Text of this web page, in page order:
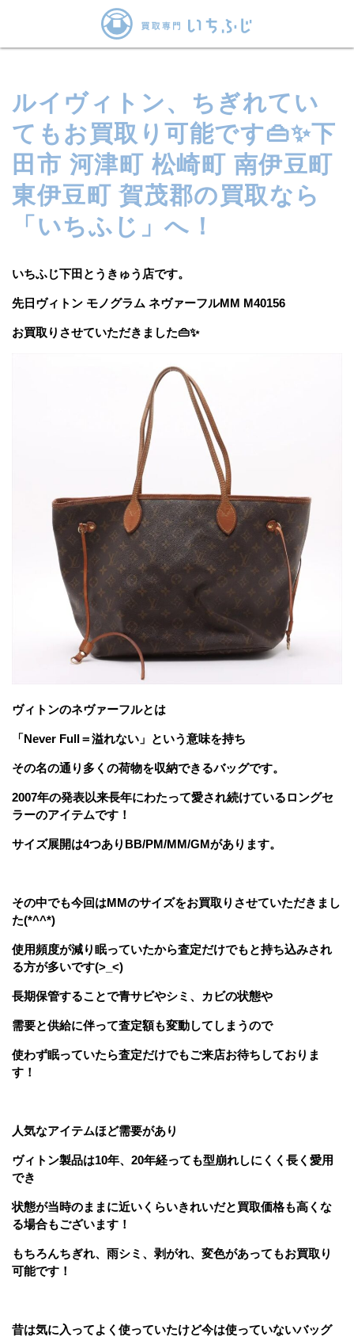
ルイヴィトン、ちぎれてい
てもお買取り可能です👜✨下
田市 河津町 松崎町 南伊豆町
東伊豆町 賀茂郡の買取なら
「いちふじ」へ！
いちふじ下田とうきゅう店です。
先日ヴィトン モノグラム ネヴァーフルMM M40156
お買取りさせていただきました👜✨
ヴィトンのネヴァーフルとは
「Never Full＝溢れない」という意味を持ち
その名の通り多くの荷物を収納できるバッグです。
2007年の発表以来長年にわたって愛され続けているロングセ
ラーのアイテムです！
サイズ展開は4つありBB/PM/MM/GMがあります。
その中でも今回はMMのサイズをお買取りさせていただきまし
た(*^^*)
使用頻度が減り眠っていたから査定だけでもと持ち込みされ
る方が多いです(>_<)
長期保管することで青サビやシミ、カビの状態や
需要と供給に伴って査定額も変動してしまうので
使わず眠っていたら査定だけでもご来店お待ちしておりま
す！
人気なアイテムほど需要があり
ヴィトン製品は10年、20年経っても型崩れしにくく長く愛用
でき
状態が当時のままに近いくらいきれいだと買取価格も高くな
る場合もございます！
もちろんちぎれ、雨シミ、剥がれ、変色があってもお買取り
可能です！
昔は気に入ってよく使っていたけど今は使っていないバッグ